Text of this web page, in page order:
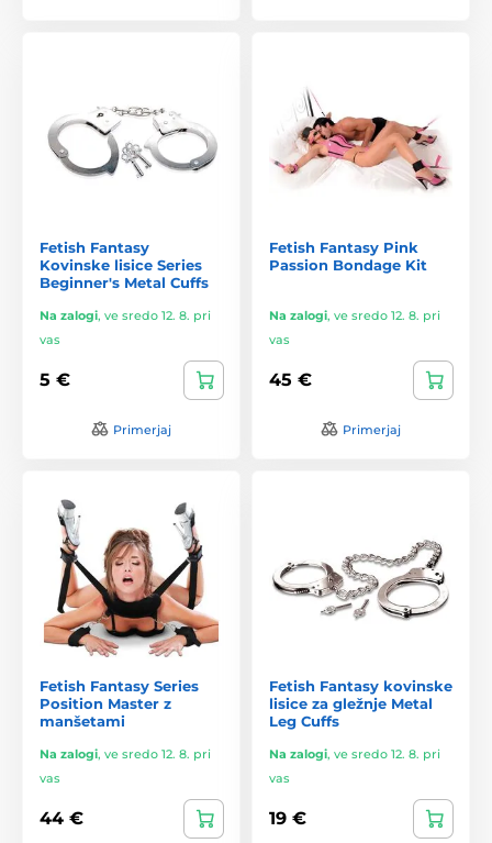
Fetish Fantasy
Kovinske lisice Series
Beginner's Metal Cuffs
Na zalogi, ve sredo 12. 8. pri
vas
5 €
Primerjaj
Fetish Fantasy Pink
Passion Bondage Kit
Na zalogi, ve sredo 12. 8. pri
vas
45 €
Primerjaj
Fetish Fantasy Series
Position Master z
manšetami
Na zalogi, ve sredo 12. 8. pri
vas
44 €
Fetish Fantasy kovinske
lisice za gležnje Metal
Leg Cuffs
Na zalogi, ve sredo 12. 8. pri
vas
19 €